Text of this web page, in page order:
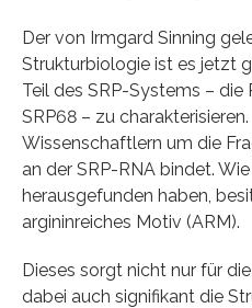
Der von Irmgard Sinning
Strukturbiologie ist es jetzt
Teil des SRP-Systems –
SRP68 – zu
Wissenschaftlern um die
an der SRP-RNA bindet.
herausgefunden haben,
argininreiches Motiv (ARM).
Dieses sorgt nicht nur für
dabei auch signifikant die